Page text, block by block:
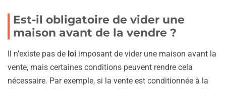
Est-il obligatoire de vider une
maison avant de la vendre ?
Il n’existe pas de loi imposant de vider une maison avant la
vente, mais certaines conditions peuvent rendre cela
nécessaire. Par exemple, si la vente est conditionnée à la